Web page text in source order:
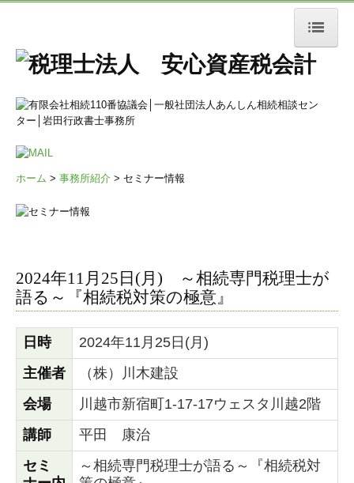
ホーム
相続税業務
相談の流れ
譲渡税業務
法人税業務
料金案内
事務所紹介
事務所概要
ホーム > 事務所紹介 > セミナー情報
2024年11月25日(月) ～相続専門税理士が
語る～『相続税対策の極意』
日時
2024年11月25日(月)
主催者
（株）川木建設
会場
川越市新宿町1-17-17ウェスタ川越2階
講師
平田 康治
セミ
～相続専門税理士が語る～『相続税対